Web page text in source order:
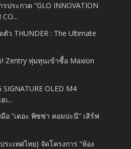
ประกวด “GLO INNOVATION
ตัว THUNDER : The Ultimate
Zentry ทุ่มทุนเข้าซื้อ Maxion
OLED M4
เ...
อ “เดอะ พิซซ่า คอมปะนี” เสิร์ฟ
ระเทศไทย) จัดโครงการ “ห้อง